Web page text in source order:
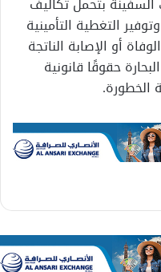
التغطية التأمينية
أو الإصابة الناتجة
حقوقًا قانونية
الخطورة.